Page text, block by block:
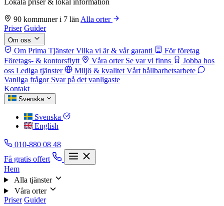
Lokala priser & lokal information
90 kommuner i 7 län Alla orter
Priser Guider
Om oss
Om Prima Tjänster Vilka vi är & vår garanti
För företag
Företags- & kontorsflytt
Våra orter Se var vi finns
Jobba hos
oss Lediga tjänster Miljö & kvalitet Vårt hållbarhetsarbete
Vanliga frågor Svar på det vanligaste
Kontakt
Svenska
Svenska
English
010-880 08 48
Få gratis offert
Hem
Alla tjänster
Våra orter
Priser Guider